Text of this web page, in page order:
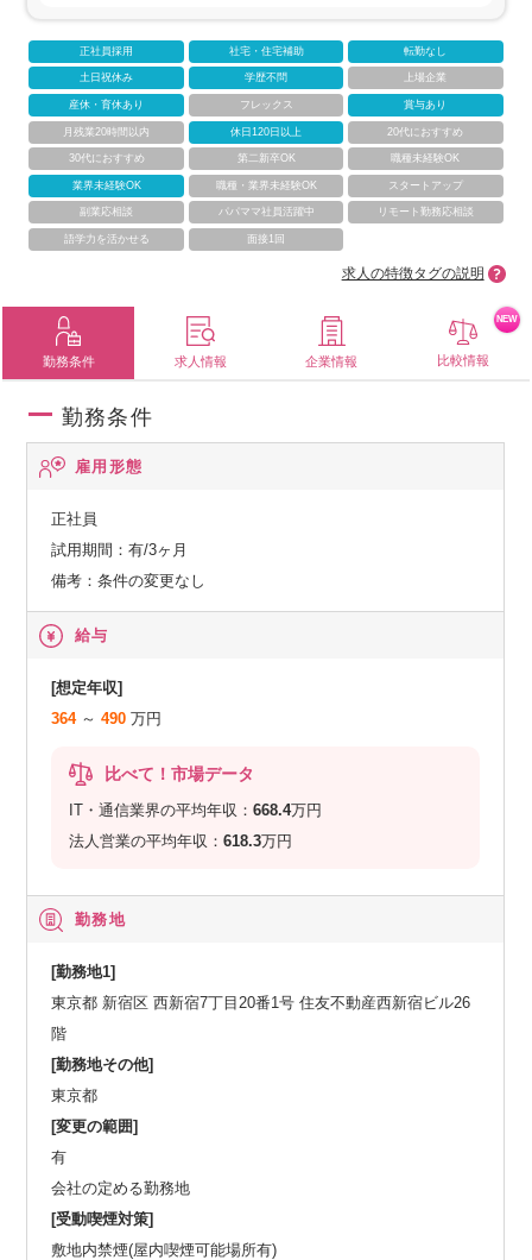
正社員採用 社宅・住宅補助 転勤なし
土日祝休み 学歴不問 上場企業
産休・育休あり フレックス 賞与あり
月残業20時間以内 休日120日以上 20代におすすめ
30代におすすめ 第二新卒OK 職種未経験OK
業界未経験OK 職種・業界未経験OK スタートアップ
副業応相談 パパママ社員活躍中 リモート勤務応相談
語学力を活かせる 面接1回
求人の特徴タグの説明
勤務条件 求人情報 企業情報 比較情報
NEW
勤務条件
雇用形態
正社員
試用期間：有/3ヶ月
備考：条件の変更なし
給与
[想定年収]
364～490 万円
比べて！市場データ
IT・通信業界の平均年収：668.4万円
法人営業の平均年収：618.3万円
勤務地
[勤務地1]
東京都 新宿区 西新宿7丁目20番1号 住友不動産西新宿ビル26
階
[勤務地その他]
東京都
[変更の範囲]
有
会社の定める勤務地
[受動喫煙対策]
敷地内禁煙(屋内喫煙可能場所有)